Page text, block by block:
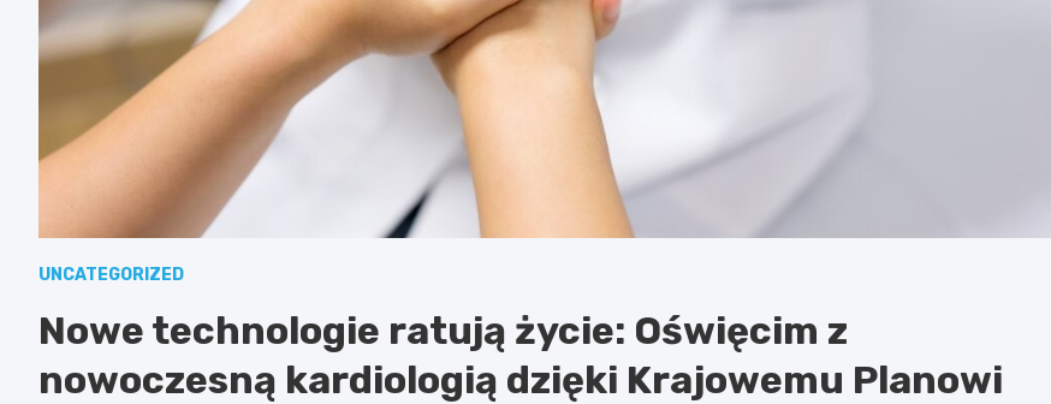
UNCATEGORIZED
Nowe technologie ratują życie: Oświęcim z
nowoczesną kardiologią dzięki Krajowemu Planowi